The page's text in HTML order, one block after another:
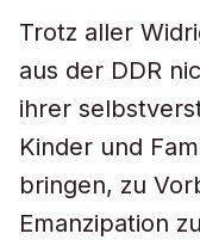
Trotz aller
aus der DDR
ihrer
Kinder und
bringen, zu
Emanzipation